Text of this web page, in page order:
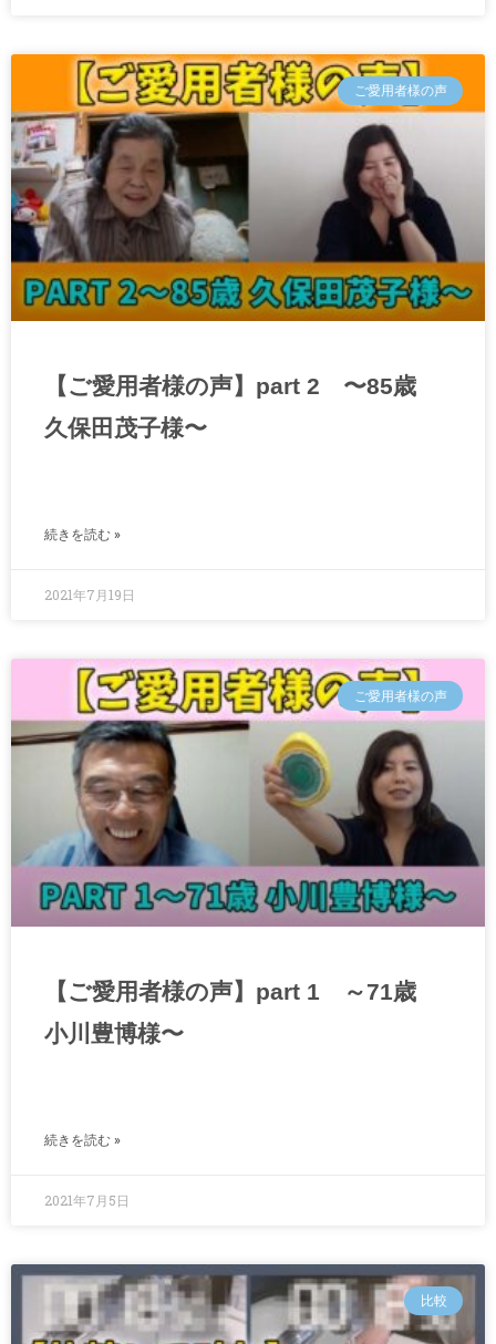
ご愛用者様の声
【ご愛用者様の声】part 2 〜85歳
久保田茂子様〜
続きを読む »
2021年7月19日
ご愛用者様の声
【ご愛用者様の声】part 1 ～71歳
小川豊博様〜
続きを読む »
2021年7月5日
比較